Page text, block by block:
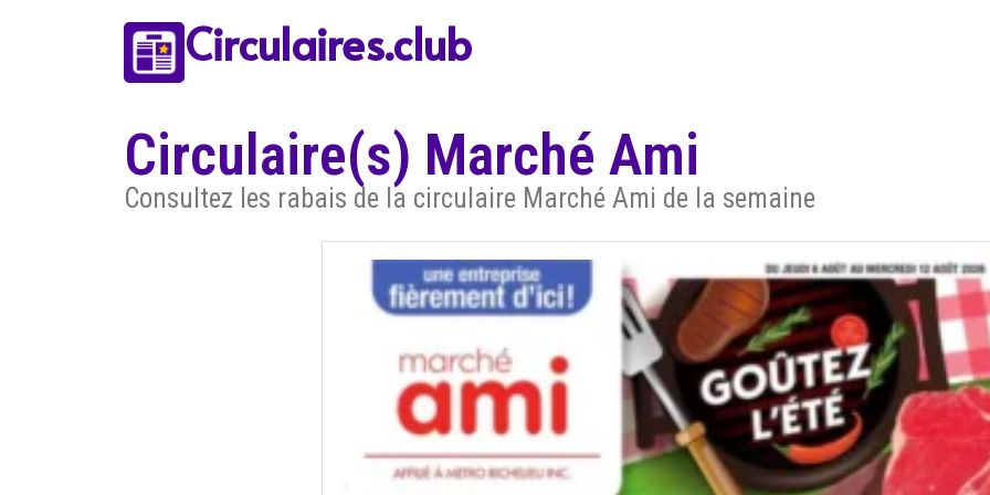
Circulaires.club
Circulaire(s) Marché Ami
Consultez les rabais de la circulaire Marché Ami de la semaine